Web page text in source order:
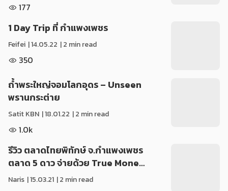
177
1 Day Trip ที่ กำแพงเพชร
Feifei |14.05.22 | 2 min read
350
ถ้ำพระใหญ่จอมโลกอุดร – Unseen
พรานกระต่าย
Satit KBN |18.01.22 | 2 min read
1.0k
รีวิว ตลาดไทยพิทักษ์ จ.กำแพงเพชร
ตลาด 5 ดาว จ่ายด้วย True Mone…
Naris |15.03.21 | 2 min read